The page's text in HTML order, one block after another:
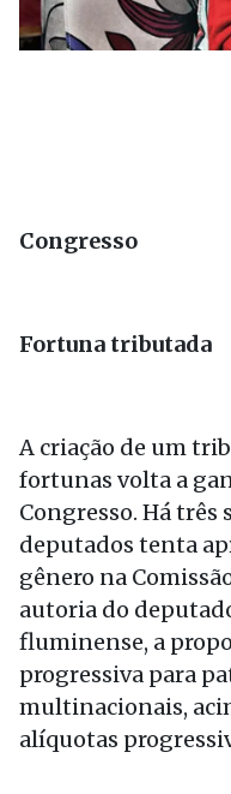
Congresso
Fortuna tributada
A criação de um
fortunas volta a
Congresso. Há três
deputados tenta
gênero na
autoria do
fluminense, a
progressiva para
multinacionais,
alíquotas